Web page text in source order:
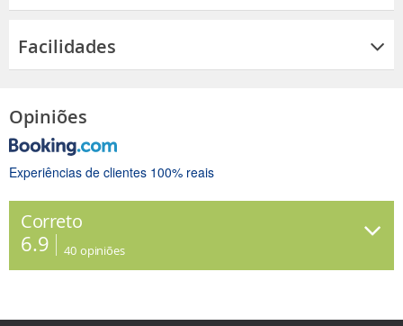
Facilidades
Opiniões
Experiências de clientes 100% reais
Correto
6.9 40 opiniões